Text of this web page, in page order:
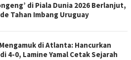
di Piala Dunia 2026 Berlanjut,
Tahan Imbang Uruguay
di Atlanta: Hancurkan
4-0, Lamine Yamal Cetak Sejarah